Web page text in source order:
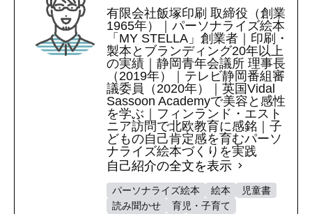
有限会社飯塚印刷 取締役（創業
1965年）｜パーソナライズ絵本
「MY STELLA」創業者｜印刷・
製本とブランディング20年以上
の実績｜静岡青年会議所 理事長
（2019年）｜テレビ静岡番組審
議委員（2020年）｜英国Vidal
Sassoon Academyで美容と感性
を学ぶ｜フィンランド・エスト
ニア訪問で北欧教育に感銘｜子
どもの自己肯定感を育むパーソ
ナライズ絵本づくりを実践
自己紹介の全文を表示
パーソナライズ絵本 絵本
児童書
読み聞かせ
育児・子育て